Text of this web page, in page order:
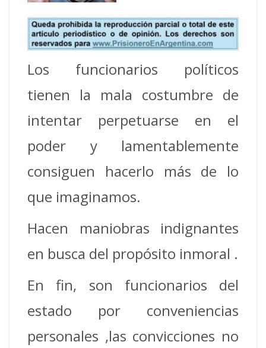
Los funcionarios políticos
tienen la mala costumbre de
intentar perpetuarse en el
poder y lamentablemente
consiguen hacerlo más de lo
que imaginamos.
Hacen maniobras indignantes
en busca del propósito inmoral .
En fin, son funcionarios del
estado por conveniencias
personales ,las convicciones no